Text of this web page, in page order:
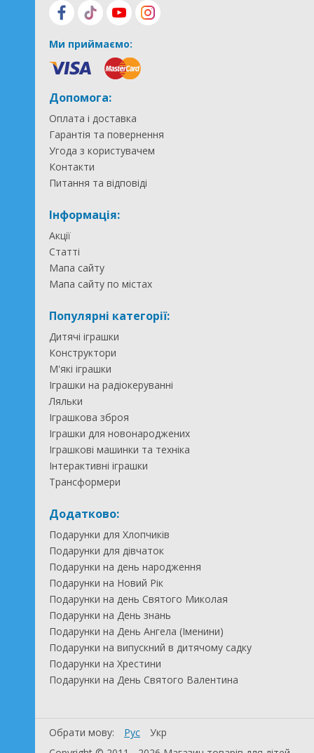
Ми приймаємо:
Допомога:
Оплата і доставка
Гарантія та повернення
Угода з користувачем
Контакти
Питання та відповіді
Інформація:
Акції
Статті
Мапа сайту
Мапа сайту по містах
Популярні категорії:
Дитячі іграшки
Конструктори
М'які іграшки
Іграшки на радіокеруванні
Ляльки
Іграшкова зброя
Іграшки для новонароджених
Іграшкові машинки та техніка
Інтерактивні іграшки
Трансформери
Додатково:
Подарунки для Хлопчиків
Подарунки для дівчаток
Подарунки на день народження
Подарунки на Новий Рік
Подарунки на день Святого Миколая
Подарунки на День знань
Подарунки на День Ангела (Іменини)
Подарунки на випускний в дитячому садку
Подарунки на Хрестини
Подарунки на День Святого Валентина
Обрати мову: Рус
Укр